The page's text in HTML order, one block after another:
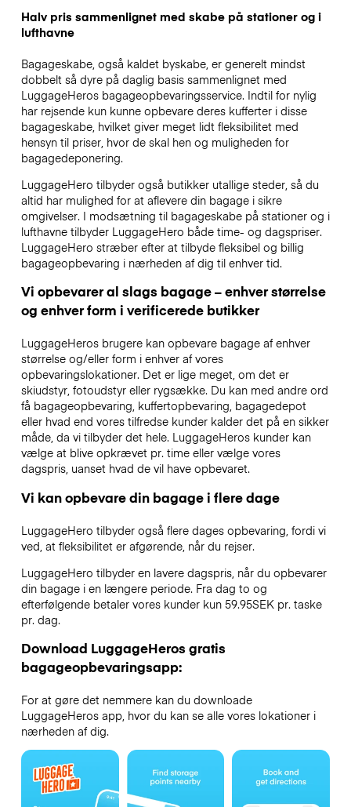
Halv pris sammenlignet med skabe på stationer og i
lufthavne
Bagageskabe, også kaldet byskabe, er generelt mindst
dobbelt så dyre på daglig basis sammenlignet med
LuggageHeros bagageopbevaringsservice. Indtil for nylig
har rejsende kun kunne opbevare deres kufferter i disse
bagageskabe, hvilket giver meget lidt fleksibilitet med
hensyn til priser, hvor de skal hen og muligheden for
bagagedeponering.
LuggageHero tilbyder også butikker utallige steder, så du
altid har mulighed for at aflevere din bagage i sikre
omgivelser. I modsætning til bagageskabe på stationer og i
lufthavne tilbyder LuggageHero både time- og dagspriser.
LuggageHero stræber efter at tilbyde fleksibel og billig
bagageopbevaring i nærheden af dig til enhver tid.
Vi opbevarer al slags bagage – enhver størrelse
og enhver form i verificerede butikker
LuggageHeros brugere kan opbevare bagage af enhver
størrelse og/eller form i enhver af vores
opbevaringslokationer. Det er lige meget, om det er
skiudstyr, fotoudstyr eller rygsække. Du kan med andre ord
få bagageopbevaring, kuffertopbevaring, bagagedepot
eller hvad end vores tilfredse kunder kalder det på en sikker
måde, da vi tilbyder det hele. LuggageHeros kunder kan
vælge at blive opkrævet pr. time eller vælge vores
dagspris, uanset hvad de vil have opbevaret.
Vi kan opbevare din bagage i flere dage
LuggageHero tilbyder også flere dages opbevaring, fordi vi
ved, at fleksibilitet er afgørende, når du rejser.
LuggageHero tilbyder en lavere dagspris, når du opbevarer
din bagage i en længere periode. Fra dag to og
efterfølgende betaler vores kunder kun 59.95SEK pr. taske
pr. dag.
Download LuggageHeros gratis
bagageopbevaringsapp:
For at gøre det nemmere kan du downloade
LuggageHeros app, hvor du kan se alle vores lokationer i
nærheden af dig.